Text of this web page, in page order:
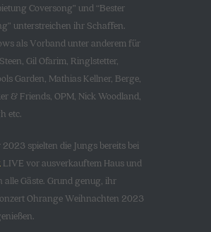
Coversong” und “Bester
unterstreichen ihr Schaffen.
als Vorband unter anderem für
Gil Ofarim, Ringlstetter,
Garden, Mathias Kellner, Berge,
& Friends, OPM, Nick Woodland,
etc.
spielten die Jungs bereits bei
LIVE vor ausverkauftem Haus und
alle Gäste. Grund genug, ihr
Ohrange Weihnachten 2023